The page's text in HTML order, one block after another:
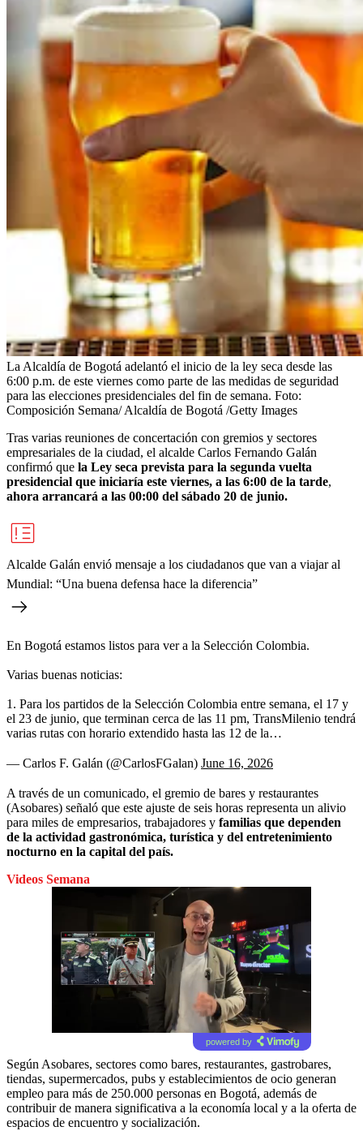
La Alcaldía de Bogotá adelantó el inicio de la ley seca desde las
6:00 p.m. de este viernes como parte de las medidas de seguridad
para las elecciones presidenciales del fin de semana. Foto:
Composición Semana/ Alcaldía de Bogotá /Getty Images
Tras varias reuniones de concertación con gremios y sectores
empresariales de la ciudad, el alcalde Carlos Fernando Galán
confirmó que la Ley seca prevista para la segunda vuelta
presidencial que iniciaría este viernes, a las 6:00 de la tarde,
ahora arrancará a las 00:00 del sábado 20 de junio.
Alcalde Galán envió mensaje a los ciudadanos que van a viajar al
Mundial: “Una buena defensa hace la diferencia”
En Bogotá estamos listos para ver a la Selección Colombia.
Varias buenas noticias:
1. ⁠Para los partidos de la Selección Colombia entre semana, el 17 y
el 23 de junio, que terminan cerca de las 11 pm, TransMilenio tendrá
varias rutas con horario extendido hasta las 12 de la…
— Carlos F. Galán (@CarlosFGalan) June 16, 2026
A través de un comunicado, el gremio de bares y restaurantes
(Asobares) señaló que este ajuste de seis horas representa un alivio
para miles de empresarios, trabajadores y familias que dependen
de la actividad gastronómica, turística y del entretenimiento
nocturno en la capital del país.
Videos Semana
powered by
Según Asobares, sectores como bares, restaurantes, gastrobares,
tiendas, supermercados, pubs y establecimientos de ocio generan
empleo para más de 250.000 personas en Bogotá, además de
contribuir de manera significativa a la economía local y a la oferta de
espacios de encuentro y socialización.